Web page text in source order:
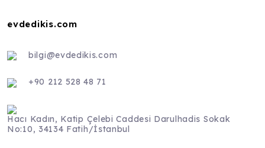
evdedikis.com
bilgi@evdedikis.com
+90 212 528 48 71
Hacı Kadın, Katip Çelebi Caddesi Darulhadis Sokak
No:10, 34134 Fatih/İstanbul